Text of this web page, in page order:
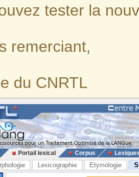
tester la
remerciant,
du CNRTL
Portail lexical Corpus
Lexicographie Etymologie